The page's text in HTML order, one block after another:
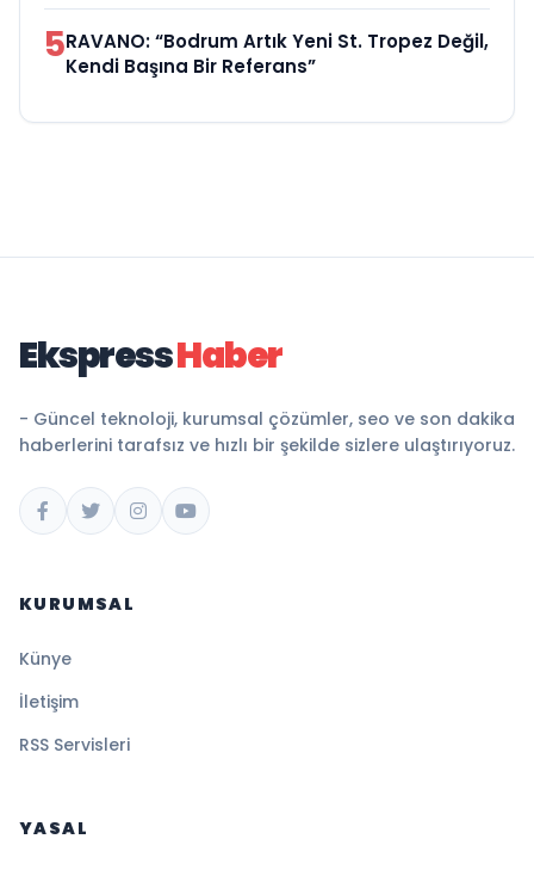
5RAVANO: “Bodrum Artık Yeni St. Tropez Değil,
Kendi Başına Bir Referans”
EkspressHaber
- Güncel teknoloji, kurumsal çözümler, seo ve son dakika
haberlerini tarafsız ve hızlı bir şekilde sizlere ulaştırıyoruz.
KURUMSAL
Künye
İletişim
RSS Servisleri
YASAL